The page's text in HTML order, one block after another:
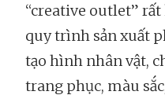
“creative outlet”
quy trình sản xuất
tạo hình nhân vật,
trang phục, màu